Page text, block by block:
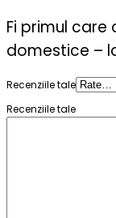
Fi primul care
domestice –
Recenziile tale
Recenziile tale